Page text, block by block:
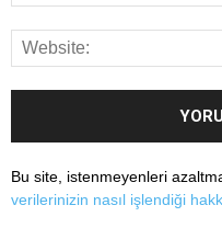
Bu site, istenmeyenleri
verilerinizin nasıl işlendiği